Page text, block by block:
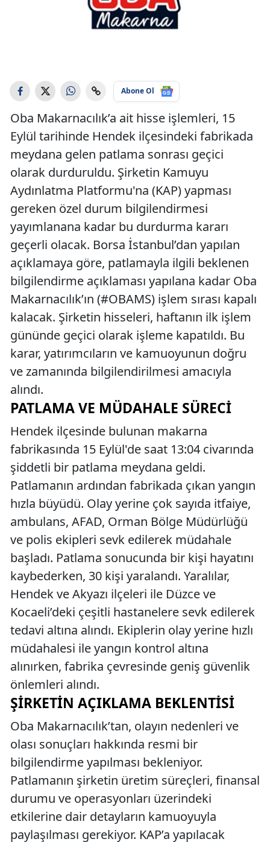
Abone Ol
Oba Makarnacılık’a ait hisse işlemleri, 15
Eylül tarihinde Hendek ilçesindeki fabrikada
meydana gelen patlama sonrası geçici
olarak durduruldu. Şirketin Kamuyu
Aydınlatma Platformu'na (KAP) yapması
gereken özel durum bilgilendirmesi
yayımlanana kadar bu durdurma kararı
geçerli olacak. Borsa İstanbul’dan yapılan
açıklamaya göre, patlamayla ilgili beklenen
bilgilendirme açıklaması yapılana kadar Oba
Makarnacılık’ın (#OBAMS) işlem sırası kapalı
kalacak. Şirketin hisseleri, haftanın ilk işlem
gününde geçici olarak işleme kapatıldı. Bu
karar, yatırımcıların ve kamuoyunun doğru
ve zamanında bilgilendirilmesi amacıyla
alındı.
PATLAMA VE MÜDAHALE SÜRECI
Hendek ilçesinde bulunan makarna
fabrikasında 15 Eylül'de saat 13:04 civarında
şiddetli bir patlama meydana geldi.
Patlamanın ardından fabrikada çıkan yangın
hızla büyüdü. Olay yerine çok sayıda itfaiye,
ambulans, AFAD, Orman Bölge Müdürlüğü
ve polis ekipleri sevk edilerek müdahale
başladı. Patlama sonucunda bir kişi hayatını
kaybederken, 30 kişi yaralandı. Yaralılar,
Hendek ve Akyazı ilçeleri ile Düzce ve
Kocaeli’deki çeşitli hastanelere sevk edilerek
tedavi altına alındı. Ekiplerin olay yerine hızlı
müdahalesi ile yangın kontrol altına
alınırken, fabrika çevresinde geniş güvenlik
önlemleri alındı.
ŞIRKETIN AÇIKLAMA BEKLENTISI
Oba Makarnacılık’tan, olayın nedenleri ve
olası sonuçları hakkında resmi bir
bilgilendirme yapılması bekleniyor.
Patlamanın şirketin üretim süreçleri, finansal
durumu ve operasyonları üzerindeki
etkilerine dair detayların kamuoyuyla
paylaşılması gerekiyor. KAP’a yapılacak